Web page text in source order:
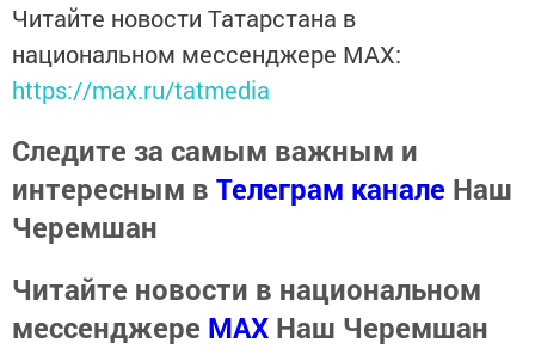
Читайте новости Татарстана в
национальном мессенджере MАХ:
https://max.ru/tatmedia
Следите за самым важным и
интересным в Телеграм канале Наш
Черемшан
Читайте новости в национальном
мессенджере MАХ Наш Черемшан